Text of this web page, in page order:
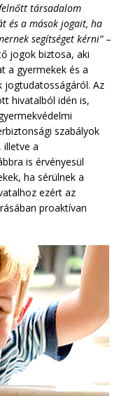
társadalom
és a mások jogait, ha
segítséget kérni”–
jogok biztosa, aki
a gyermekek és a
jogtudatosságáról. Az
hivatalból idén is,
szabályok
illetve a
is érvényesül
ha sérülnek a
ezért az
proaktívan